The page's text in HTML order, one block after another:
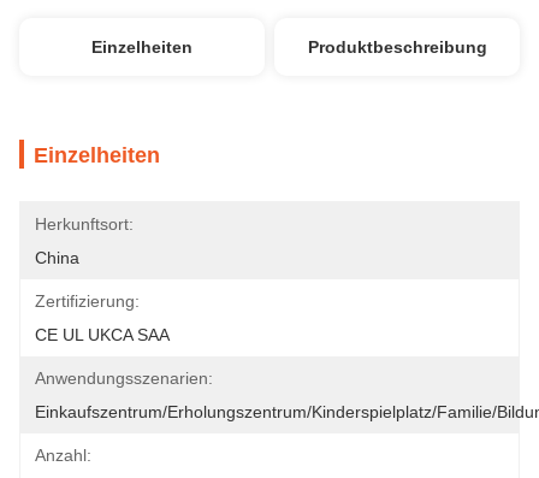
Einzelheiten Produktbeschreibung
Einzelheiten
Herkunftsort:
China
Zertifizierung:
CE UL UKCA SAA
Anwendungsszenarien:
Einkaufszentrum/Erholungszentrum/Kinderspielplatz/Familie/
Anzahl: